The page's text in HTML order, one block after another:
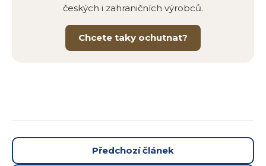
českých i zahraničních výrobců.
Chcete taky ochutnat?
Předchozí článek